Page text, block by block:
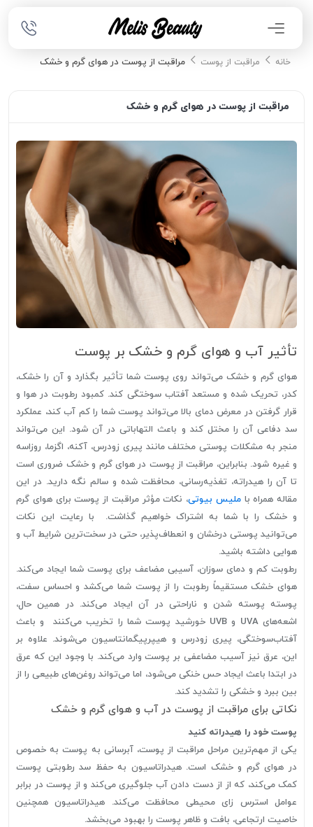
خانه مراقبت از پوست مراقبت از پوست در هوای گرم و خشک
مراقبت از پوست در هوای گرم و خشک
تأثیر آب و هوای گرم و خشک بر پوست
هوای گرم و خشک می‌تواند روی پوست شما تأثیر بگذارد و آن را خشک،
کدر، تحریک شده و مستعد آفتاب سوختگی کند. کمبود رطوبت در هوا و
قرار گرفتن در معرض دمای بالا می‌تواند پوست شما را کم آب کند، عملکرد
سد دفاعی آن را مختل کند و باعث التهاباتی در آن شود. این می‌تواند
منجر به مشکلات پوستی مختلف مانند پیری زودرس، آکنه، اگزما، روزاسه
و غیره شود. بنابراین، مراقبت از پوست در هوای گرم و خشک ضروری است
تا آن را هیدراته، تغذیه‌رسانی، محافظت شده و سالم نگه دارید. در این
مقاله همراه باملیس بیوتی، نکات مؤثر مراقبت از پوست برای هوای گرم
و خشک را با شما به اشتراک خواهیم گذاشت. با رعایت این نکات
می‌توانید پوستی درخشان و انعطاف‌پذیر، حتی در سخت‌ترین شرایط آب و
هوایی داشته باشید.
رطوبت کم و دمای سوزان، آسیبی مضاعف برای پوست شما ایجاد می‌کند.
هوای خشک مستقیماً رطوبت را از پوست شما می‌کشد و احساس سفت،
پوسته پوسته شدن و ناراحتی در آن ایجاد می‌کند. در همین حال،
اشعه‌های UVA و UVB خورشید پوست شما را تخریب می‌کنند و باعث
آفتاب‌سوختگی، پیری زودرس و هیپرپیگمانتاسیون می‌شوند. علاوه بر
این، عرق نیز آسیب مضاعفی بر پوست وارد می‌کند. با وجود این که عرق
در ابتدا باعث ایجاد حس خنکی می‌شود، اما می‌تواند روغن‌های طبیعی را از
بین ببرد و خشکی را تشدید کند.
نکاتی برای مراقبت از پوست در آب و هوای گرم و خشک
پوست خود را هیدراته کنید
یکی از مهم‌ترین مراحل مراقبت از پوست، آبرسانی به پوست به خصوص
در هوای گرم و خشک است. هیدراتاسیون به حفظ سد رطوبتی پوست
کمک می‌کند، که از از دست دادن آب جلوگیری می‌کند و از پوست در برابر
عوامل استرس زای محیطی محافظت می‌کند. هیدراتاسیون همچنین
خاصیت ارتجاعی، بافت و ظاهر پوست را بهبود می‌بخشد.